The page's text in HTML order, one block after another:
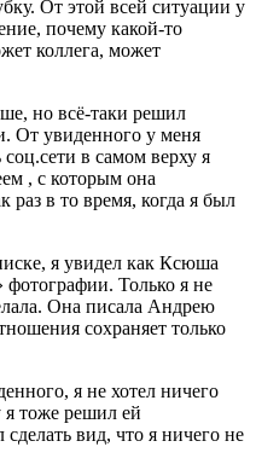
От этой всей ситуации у
почему какой-то
коллега, может
но всё-таки решил
От увиденного у меня
в самом верху я
, с которым она
раз в то время, когда я был
я увидел как Ксюша
фотографии. Только я не
Она писала Андрею
сохраняет только
я не хотел ничего
тоже решил ей
вид, что я ничего не